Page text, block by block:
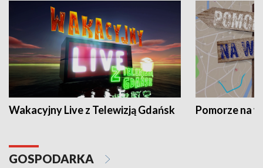
Wakacyjny Live z Telewizją Gdańsk Pomorze na
GOSPODARKA